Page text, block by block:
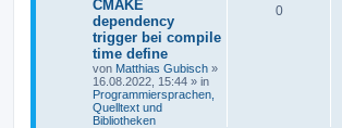
CMAKE
dependency
trigger bei compile
time define
von Matthias Gubisch »
16.08.2022, 15:44 » in
Programmiersprachen,
Quelltext und
Bibliotheken
0